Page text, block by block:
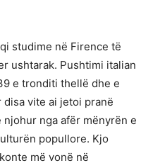
studime në Firence të
ushtarak. Pushtimi italian
e tronditi thellë dhe e
vite ai jetoi pranë
nga afër mënyrën e
popullore. Kjo
më vonë në